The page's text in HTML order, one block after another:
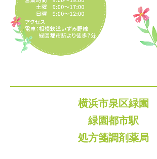
横浜市泉区緑園
緑園都市駅
処方箋調剤薬局